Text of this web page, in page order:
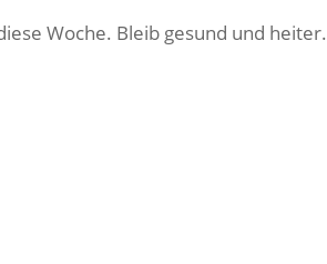
Woche. Bleib gesund und heiter.